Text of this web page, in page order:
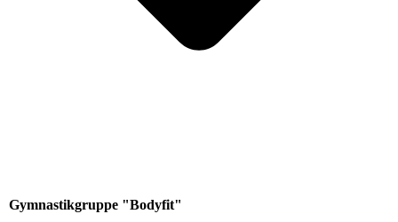
Gymnastikgruppe "Bodyfit"